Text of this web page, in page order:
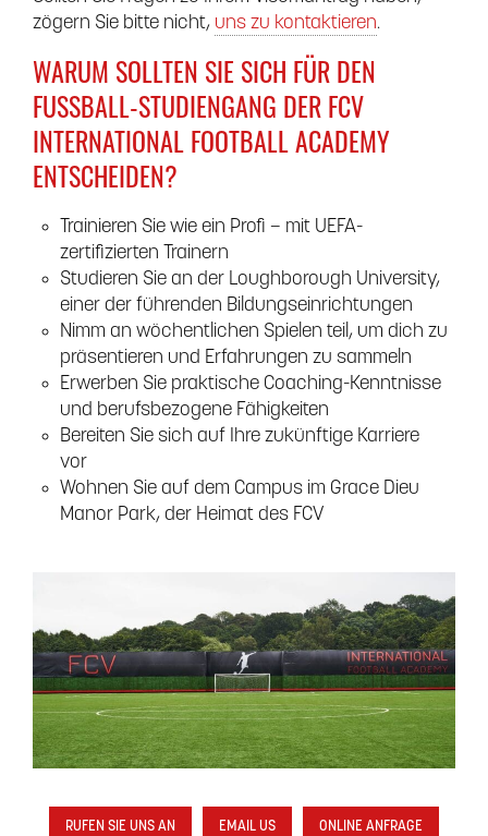
zögern Sie bitte nicht, uns zu kontaktieren.
WARUM SOLLTEN SIE SICH FÜR DEN
FUSSBALL-STUDIENGANG DER FCV I
NTERNATIONAL FOOTBALL ACADEMY E
NTSCHEIDEN?
Trainieren Sie wie ein Profi – mit UEFA-
zertifizierten Trainern
Studieren Sie an der Loughborough University,
einer der führenden Bildungseinrichtungen
Nimm an wöchentlichen Spielen teil, um dich zu
präsentieren und Erfahrungen zu sammeln
Erwerben Sie praktische Coaching-Kenntnisse
und berufsbezogene Fähigkeiten
Bereiten Sie sich auf Ihre zukünftige Karriere
vor
Wohnen Sie auf dem Campus im Grace Dieu
Manor Park, der Heimat des FCV
RUFEN SIE UNS AN EMAIL US ONLINE ANFRAGE